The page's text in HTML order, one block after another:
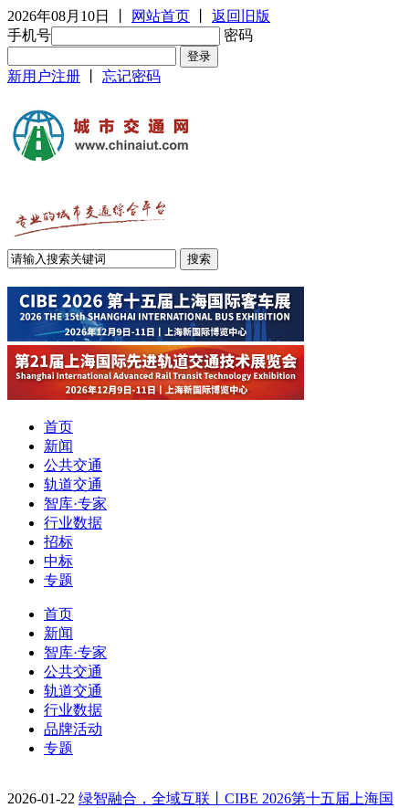
2026年08月10日 网站首页
返回旧版
手机号
密码
新用户注册 忘记密码
首页
新闻
公共交通
轨道交通
智库·专家
行业数据
招标
中标
专题
首页
新闻
智库·专家
公共交通
轨道交通
行业数据
品牌活动
专题
2026-01-22 绿智融合，全域互联丨CIBE 2026第十五届上海国